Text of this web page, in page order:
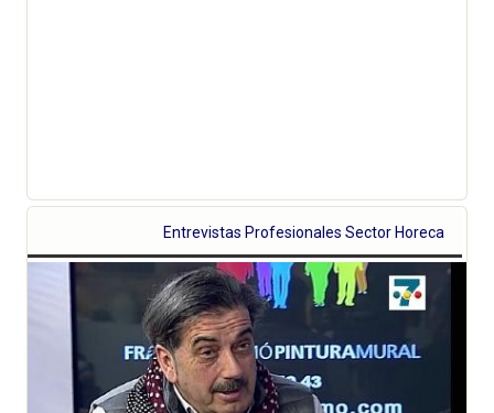
Entrevistas Profesionales Sector Horeca